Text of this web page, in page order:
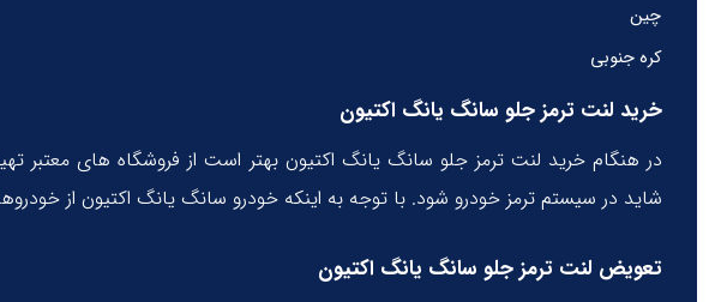
چین
کره جنوبی
خرید لنت ترمز جلو سانگ یانگ اکتیون
در هنگام خرید لنت ترمز جلو سانگ یانگ اکتیون بهتر است از فروشگاه های
شاید در سیستم ترمز خودرو شود. با توجه به اینکه خودرو سانگ یانگ اکتیون از
تعویض لنت ترمز جلو سانگ یانگ اکتیون